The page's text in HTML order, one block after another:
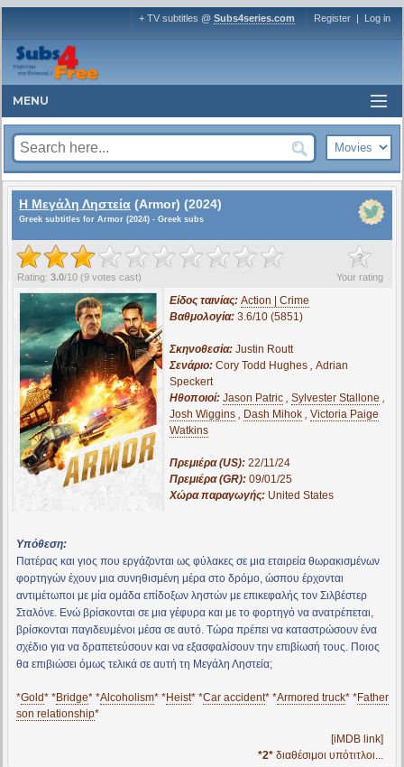
+ TV subtitles @ Subs4series.com Register | Log in
MENU
Η Μεγάλη Ληστεία (Armor) (2024)
Greek subtitles for Armor (2024) - Greek subs
?
Your rating
Rating: 3.0/10 (9 votes cast)
Είδος ταινίας: Action | Crime
Βαθμολογία: 3.6/10 (5851)
Σκηνοθεσία: Justin Routt
Σενάριο: Cory Todd Hughes, Adrian
Speckert
Ηθοποιοί: Jason Patric, Sylvester Stallone ,
Josh Wiggins, Dash Mihok, Victoria Paige
Watkins
Πρεμιέρα (US): 22/11/24
Πρεμιέρα (GR): 09/01/25
Χώρα παραγωγής: United States
Υπόθεση:
Πατέρας και γιος που εργάζονται ως φύλακες σε μια εταιρεία θωρακισμένων
φορτηγών έχουν μια συνηθισμένη μέρα στο δρόμο, ώσπου έρχονται
αντιμέτωποι με μία ομάδα επίδοξων ληστών με επικεφαλής τον Σιλβέστερ
Σταλόνε. Ενώ βρίσκονται σε μια γέφυρα και με το φορτηγό να ανατρέπεται,
βρίσκονται παγιδευμένοι μέσα σε αυτό. Τώρα πρέπει να καταστρώσουν ένα
σχέδιο για να δραπετεύσουν και να εξασφαλίσουν την επιβίωσή τους. Ποιος
θα επιβιώσει όμως τελικά σε αυτή τη Μεγάλη Ληστεία;
*Gold* *Bridge* *Alcoholism* *Heist* *Car accident* *Armored truck* *Father
son relationship*
[iMDB link]
*2* διαθέσιμοι υπότιτλοι...